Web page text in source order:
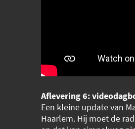
Aflevering 6:
Een kleine update van
Haarlem. Hij moet de